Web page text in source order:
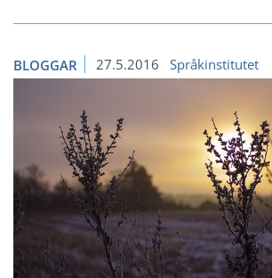
BLOGGAR 27.5.2016 Språkinstitutet